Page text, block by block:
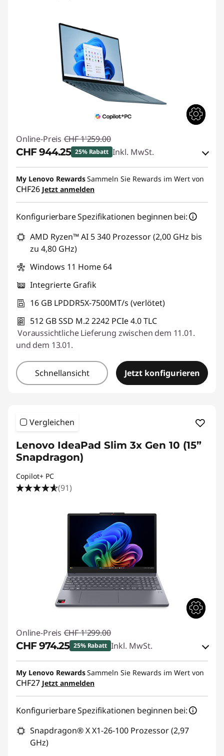
Online-Preis CHF 1'259.00
CHF 944.25 25% Rabatt Inkl. MwSt.
eCoupon-Rabatt :-CHF 314.75
eCoupon :SALES
My Lenovo RewardsSammeln Sie Rewards im Wert von
CHF26 Jetzt anmelden
Konfigurierbare Spezifikationen beginnen bei:
AMD Ryzen™ AI 5 340 Prozessor (2,00 GHz bis
zu 4,80 GHz)
Windows 11 Home 64
Integrierte Grafik
16 GB LPDDR5X-7500MT/s (verlötet)
512 GB SSD M.2 2242 PCIe 4.0 TLC
Voraussichtliche Lieferung zwischen dem 11.01.
und dem 13.01.
Schnellansicht Jetzt konfigurieren
Vergleichen
Lenovo IdeaPad Slim 3x Gen 10 (15”
Snapdragon)
Copilot+ PC
(91)
Online-Preis CHF 1'299.00
CHF 974.25 25% Rabatt Inkl. MwSt.
eCoupon-Rabatt :-CHF 324.75
eCoupon :SALES
My Lenovo RewardsSammeln Sie Rewards im Wert von
CHF27 Jetzt anmelden
Konfigurierbare Spezifikationen beginnen bei:
Snapdragon® X X1-26-100 Prozessor (2,97
GHz)